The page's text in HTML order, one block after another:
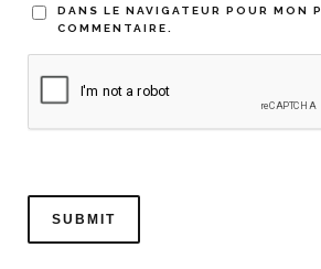
DANS LE NAVIGATEUR POUR MON
COMMENTAIRE.